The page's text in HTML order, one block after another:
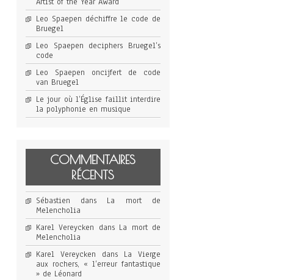
Leo Spaepen déchiffre le code de
Bruegel
Leo Spaepen deciphers Bruegel’s
code
Leo Spaepen oncijfert de code
van Bruegel
Le jour où l’Église faillit interdire
la polyphonie en musique
COMMENTAIRES
RÉCENTS
Sébastien dans La mort de
Melencholia
Karel Vereycken dans La mort de
Melencholia
Karel Vereycken dans La Vierge
aux rochers, « l’erreur fantastique
» de Léonard